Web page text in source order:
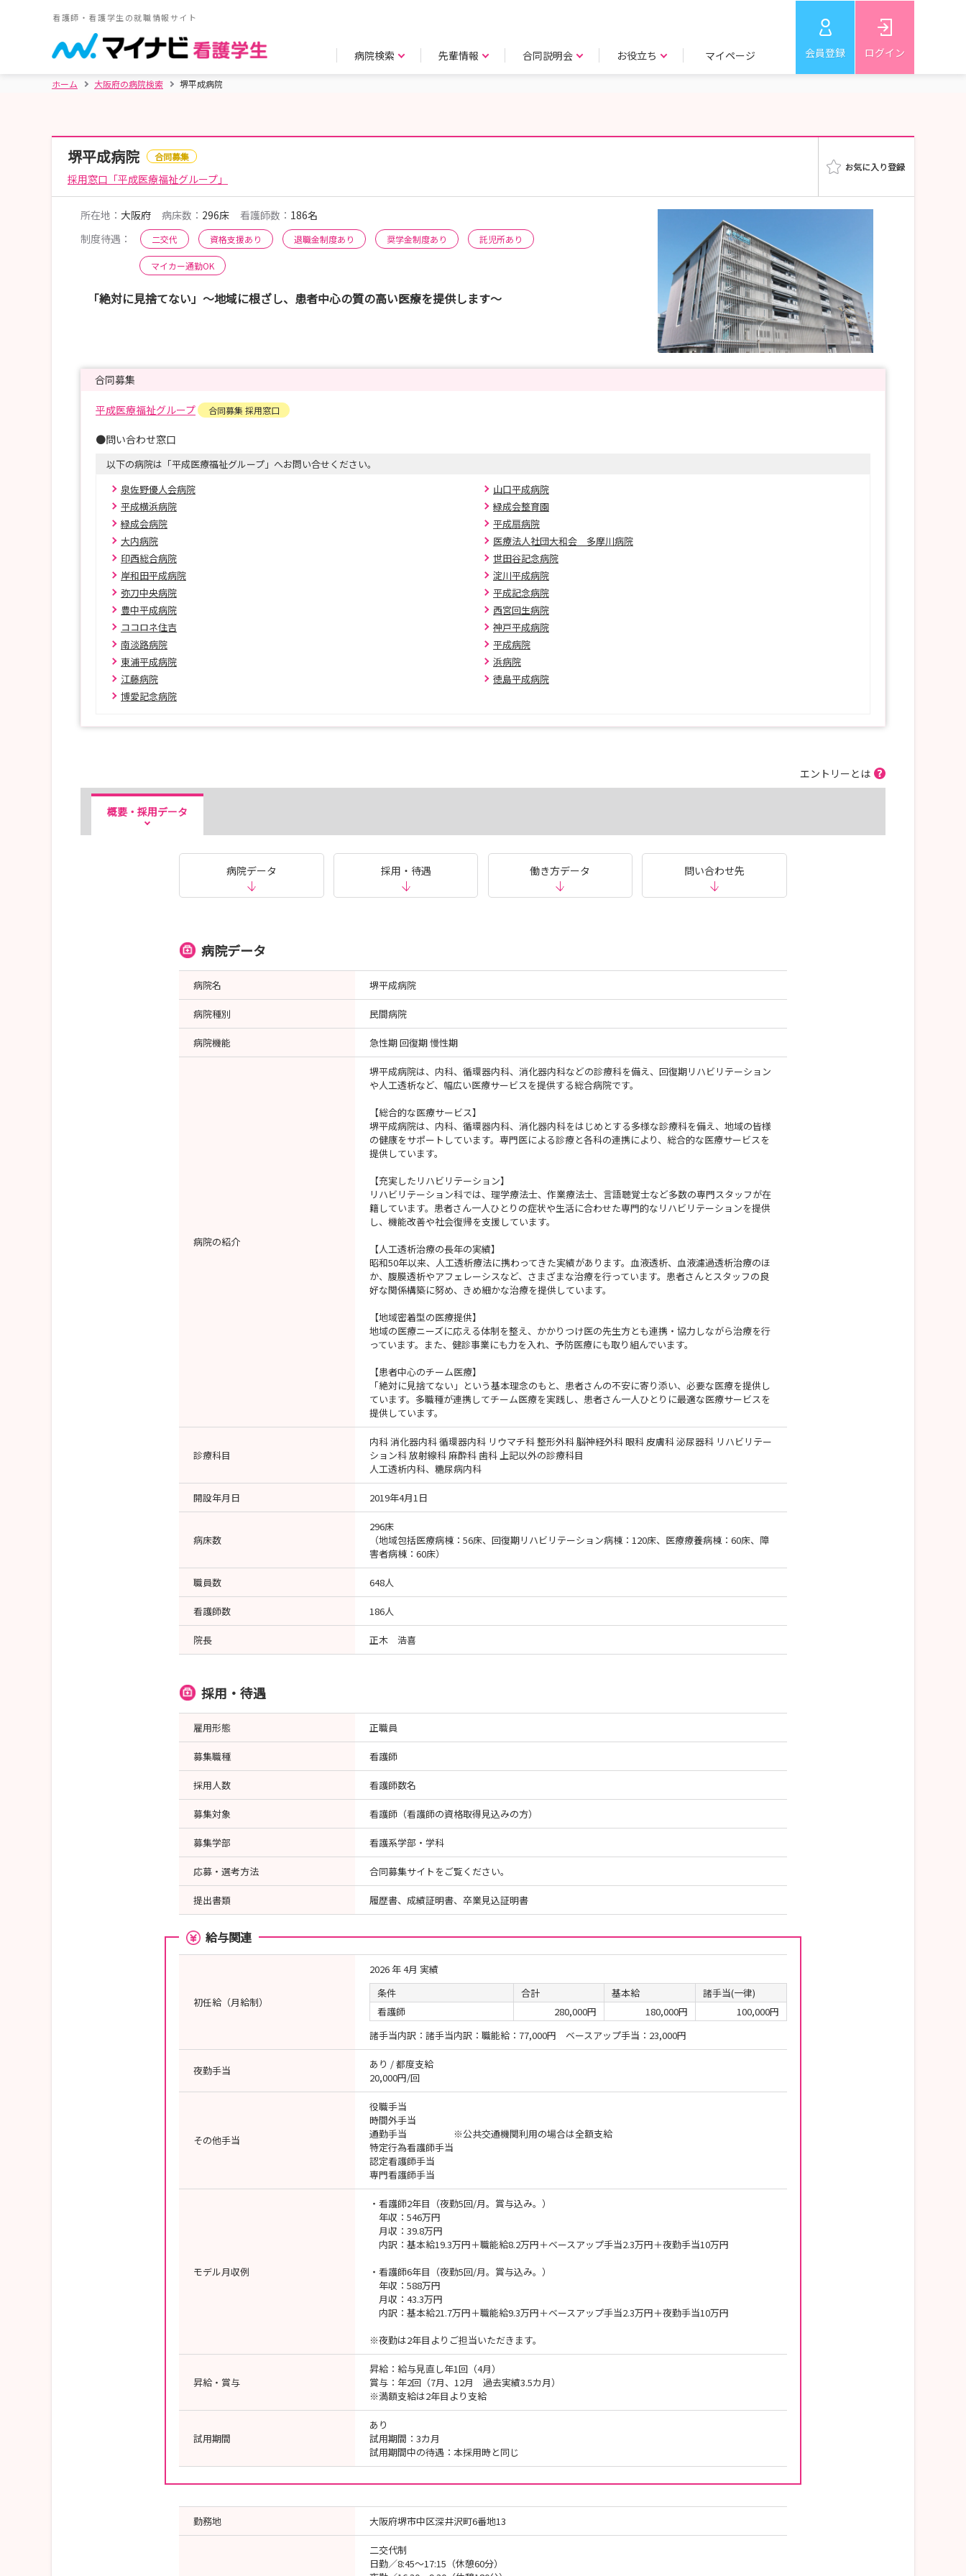
看護師・看護学生の就職情報サイト
病院検索 先輩情報 合同説明会 お役立ち マイページ 会員登録 ログイン
ホーム 大阪府の病院検索 堺平成病院
堺平成病院 合同募集
採用窓口「平成医療福祉グループ」
所在地： 大阪府 病床数： 296床 看護師数： 186名
制度待遇：
二交代 資格支援あり 退職金制度あり 奨学金制度あり 託児所あり
マイカー通勤OK
「絶対に見捨てない」～地域に根ざし、患者中心の質の高い医療を提供します～
合同募集
平成医療福祉グループ 合同募集 採用窓口
●問い合わせ窓口
以下の病院は「平成医療福祉グループ」へお問い合せください。
泉佐野優人会病院
山口平成病院
平成横浜病院
緑成会整育園
緑成会病院
平成扇病院
大内病院
医療法人社団大和会 多摩川病院
印西総合病院
世田谷記念病院
岸和田平成病院
淀川平成病院
弥刀中央病院
平成記念病院
豊中平成病院
西宮回生病院
ココロネ住吉
神戸平成病院
南淡路病院
平成病院
東浦平成病院
浜病院
江藤病院
徳島平成病院
博愛記念病院
エントリーとは
概要・採用データ
病院データ 採用・待遇 働き方データ 問い合わせ先
病院データ
病院名 堺平成病院
病院種別 民間病院
病院機能 急性期 回復期 慢性期
病院の紹介
堺平成病院は、内科、循環器内科、消化器内科などの診療科を備え、回復期リハビリテーション
や人工透析など、幅広い医療サービスを提供する総合病院です。
【総合的な医療サービス】
堺平成病院は、内科、循環器内科、消化器内科をはじめとする多様な診療科を備え、地域の皆様
の健康をサポートしています。専門医による診療と各科の連携により、総合的な医療サービスを
提供しています。
【充実したリハビリテーション】
リハビリテーション科では、理学療法士、作業療法士、言語聴覚士など多数の専門スタッフが在
籍しています。患者さん一人ひとりの症状や生活に合わせた専門的なリハビリテーションを提供
し、機能改善や社会復帰を支援しています。
【人工透析治療の長年の実績】
昭和50年以来、人工透析療法に携わってきた実績があります。血液透析、血液濾過透析治療のほ
か、腹膜透析やアフェレーシスなど、さまざまな治療を行っています。患者さんとスタッフの良
好な関係構築に努め、きめ細かな治療を提供しています。
【地域密着型の医療提供】
地域の医療ニーズに応える体制を整え、かかりつけ医の先生方とも連携・協力しながら治療を行
っています。また、健診事業にも力を入れ、予防医療にも取り組んでいます。
【患者中心のチーム医療】
「絶対に見捨てない」という基本理念のもと、患者さんの不安に寄り添い、必要な医療を提供し
ています。多職種が連携してチーム医療を実践し、患者さん一人ひとりに最適な医療サービスを
提供しています。
診療科目
内科 消化器内科 循環器内科 リウマチ科 整形外科 脳神経外科 眼科 皮膚科 泌尿器科 リハビリテー
ション科 放射線科 麻酔科 歯科 上記以外の診療科目
人工透析内科、糖尿病内科
開設年月日 2019年4月1日
病床数
296床
（地域包括医療病棟：56床、回復期リハビリテーション病棟：120床、医療療養病棟：60床、障
害者病棟：60床）
職員数 648人
看護師数 186人
院長 正木 浩喜
採用・待遇
雇用形態 正職員
募集職種 看護師
採用人数 看護師数名
募集対象 看護師（看護師の資格取得見込みの方）
募集学部 看護系学部・学科
応募・選考方法 合同募集サイトをご覧ください。
提出書類 履歴書、成績証明書、卒業見込証明書
給与関連
初任給（月給制）
2026 年 4月 実績
条件
合計 基本給
諸手当(一律)
看護師
280,000円 180,000円
100,000円
諸手当内訳：諸手当内訳：職能給：77,000円 ベースアップ手当：23,000円
夜勤手当
あり / 都度支給
20,000円/回
その他手当
役職手当
時間外手当
通勤手当 ※公共交通機関利用の場合は全額支給
特定行為看護師手当
認定看護師手当
専門看護師手当
モデル月収例
・看護師2年目（夜勤5回/月。賞与込み。）
年収：546万円
月収：39.8万円
内訳：基本給19.3万円＋職能給8.2万円＋ベースアップ手当2.3万円＋夜勤手当10万円
・看護師6年目（夜勤5回/月。賞与込み。）
年収：588万円
月収：43.3万円
内訳：基本給21.7万円＋職能給9.3万円＋ベースアップ手当2.3万円＋夜勤手当10万円
※夜勤は2年目よりご担当いただきます。
昇給・賞与
昇給：給与見直し年1回（4月）
賞与：年2回（7月、12月 過去実績3.5カ月）
※満額支給は2年目より支給
試用期間
あり
試用期間：3カ月
試用期間中の待遇：本採用時と同じ
勤務地 大阪府堺市中区深井沢町6番地13
二交代制
日勤／8:45～17:15（休憩60分）